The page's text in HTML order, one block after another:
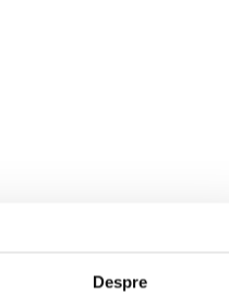
Despre